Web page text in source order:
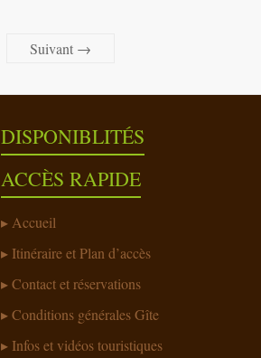
Suivant →
DISPONIBLITÉS
ACCÈS RAPIDE
Accueil
Itinéraire et Plan d’accès
Contact et réservations
Conditions générales Gîte
Infos et vidéos touristiques